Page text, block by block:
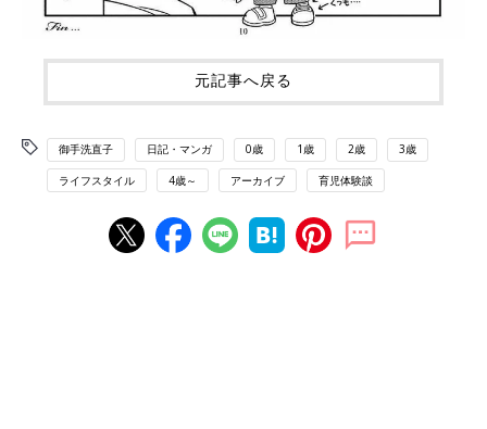
元記事へ戻る
御手洗直子 日記・マンガ 0歳 1歳 2歳 3歳
ライフスタイル 4歳～ アーカイブ 育児体験談